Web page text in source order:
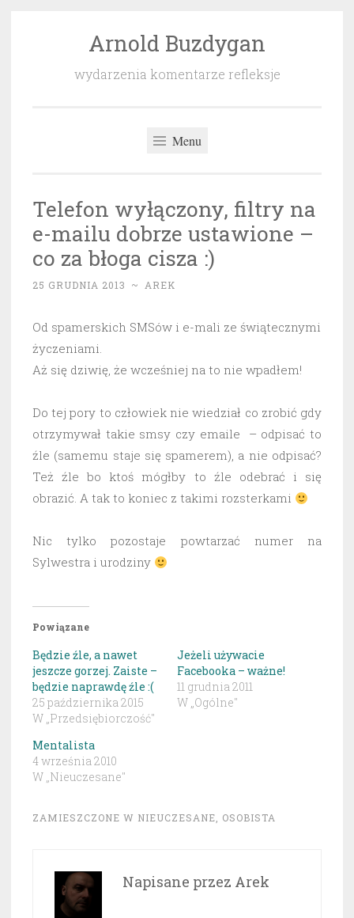
Arnold Buzdygan
wydarzenia komentarze refleksje
Menu
Telefon wyłączony, filtry na
e-mailu dobrze ustawione –
co za błoga cisza :)
25 GRUDNIA 2013 ~ AREK
Od spamerskich SMSów i e-mali ze świątecznymi
życzeniami.
Aż się dziwię, że wcześniej na to nie wpadłem!
Do tej pory to człowiek nie wiedział co zrobić gdy
otrzymywał takie smsy czy emaile – odpisać to
źle (samemu staje się spamerem), a nie odpisać?
Też źle bo ktoś mógłby to źle odebrać i się
obrazić. A tak to koniec z takimi rozsterkami
Nic tylko pozostaje powtarzać numer na
Sylwestra i urodziny
Powiązane
Będzie źle, a nawet
jeszcze gorzej. Zaiste –
będzie naprawdę źle :(
25 października 2015
W „Przedsiębiorczość"
Jeżeli używacie
Facebooka – ważne!
11 grudnia 2011
W „Ogólne"
Mentalista
4 września 2010
W „Nieuczesane"
ZAMIESZCZONE W NIEUCZESANE, OSOBISTA
Napisane przez Arek